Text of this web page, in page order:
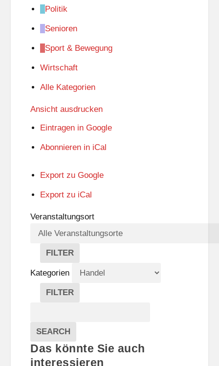
Politik
Senioren
Sport & Bewegung
Wirtschaft
Alle Kategorien
Ansicht ausdrucken
Eintragen in Google
Abonnieren in iCal
Export zu Google
Export zu iCal
Veranstaltungsort
FILTER
V
E
R
A
A
L
T
U
Kategorien
FILTER
E
G
O
R
Veranstaltungen
SEARCH
Das könnte Sie auch
interessieren